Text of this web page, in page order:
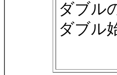
ダブル
ダブル